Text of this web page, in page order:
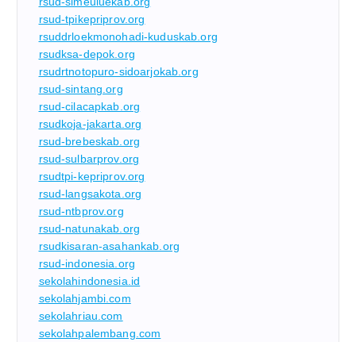
rsud-tpikepriprov.org
rsuddrloekmonohadi-kuduskab.org
rsudksa-depok.org
rsudrtnotopuro-sidoarjokab.org
rsud-sintang.org
rsud-cilacapkab.org
rsudkoja-jakarta.org
rsud-brebeskab.org
rsud-sulbarprov.org
rsudtpi-kepriprov.org
rsud-langsakota.org
rsud-ntbprov.org
rsud-natunakab.org
rsudkisaran-asahankab.org
rsud-indonesia.org
sekolahindonesia.id
sekolahjambi.com
sekolahriau.com
sekolahpalembang.com